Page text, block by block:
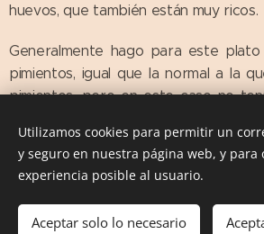
huevos, que también están muy ricos.
Generalmente hago para este plato
pimientos, igual que la normal a la
pimientos, pero en este caso no
Las Comiditas de Mami. Recetas con
Utilizamos cookies para permitir un
y seguro en nuestra página web, y para
experiencia posible al usuario.
Aceptar solo lo necesario